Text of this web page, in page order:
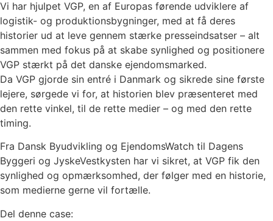
Vi har hjulpet VGP, en af Europas førende udviklere af
logistik- og produktionsbygninger, med at få deres
historier ud at leve gennem stærke presseindsatser – alt
sammen med fokus på at skabe synlighed og positionere
VGP stærkt på det danske ejendomsmarked.
Da VGP gjorde sin entré i Danmark og sikrede sine første
lejere, sørgede vi for, at historien blev præsenteret med
den rette vinkel, til de rette medier – og med den rette
timing.
Fra Dansk Byudvikling og EjendomsWatch til Dagens
Byggeri og JyskeVestkysten har vi sikret, at VGP fik den
synlighed og opmærksomhed, der følger med en historie,
som medierne gerne vil fortælle.
Del denne case: